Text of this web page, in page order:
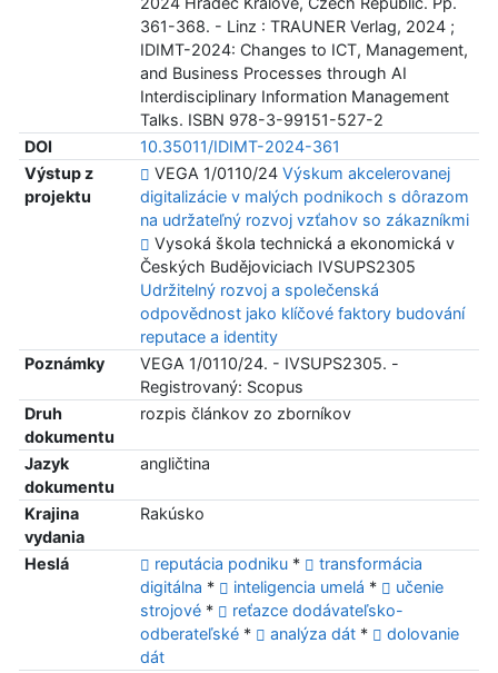
361-368. - Linz : TRAUNER Verlag, 2024 ;
IDIMT-2024: Changes to ICT, Management,
and Business Processes through AI
Interdisciplinary Information Management
Talks. ISBN 978-3-99151-527-2
DOI
10.35011/IDIMT-2024-361
Výstup z
projektu
VEGA 1/0110/24 Výskum akcelerovanej
digitalizácie v malých podnikoch s dôrazom
na udržateľný rozvoj vzťahov so zákazníkmi
Vysoká škola technická a ekonomická v
Českých Budějoviciach IVSUPS2305
Udržitelný rozvoj a společenská
odpovědnost jako klíčové faktory budování
reputace a identity
Poznámky
VEGA 1/0110/24. - IVSUPS2305. -
Registrovaný: Scopus
Druh
dokumentu
rozpis článkov zo zborníkov
Jazyk
dokumentu
angličtina
Krajina
vydania
Rakúsko
Heslá reputácia podniku *
transformácia
digitálna * inteligencia umelá *
učenie
strojové *
reťazce dodávateľsko-
odberateľské * analýza dát *
dolovanie
dát